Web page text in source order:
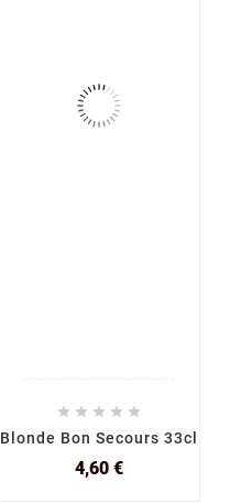
    
Blonde Bon Secours 33cl
4,60 €Prix